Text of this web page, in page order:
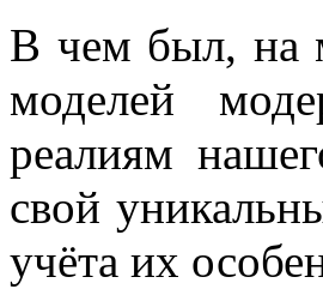
В чем был, на
моделей
реалиям
свой
учёта их